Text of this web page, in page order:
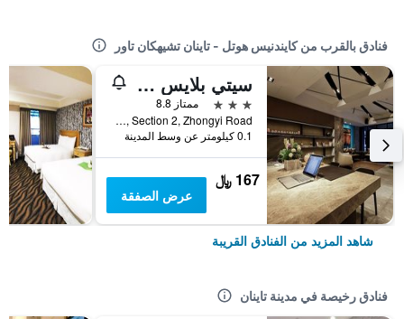
فنادق بالقرب من كايندنيس هوتل - تاينان تشيهكان تاور
سيتي بلايس هوتل
3 نجوم
ممتاز 8.8
No. 132, Section 2, Zhongyi Road, مدينة تاينان, تايوان
0.1 كيلومتر عن وسط المدينة
167 ﷼
عرض الصفقة
شاهد المزيد من الفنادق القريبة
فنادق رخيصة في مدينة تاينان